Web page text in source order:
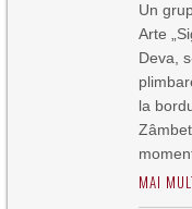
Un
Arte
Deva,
la
MAI